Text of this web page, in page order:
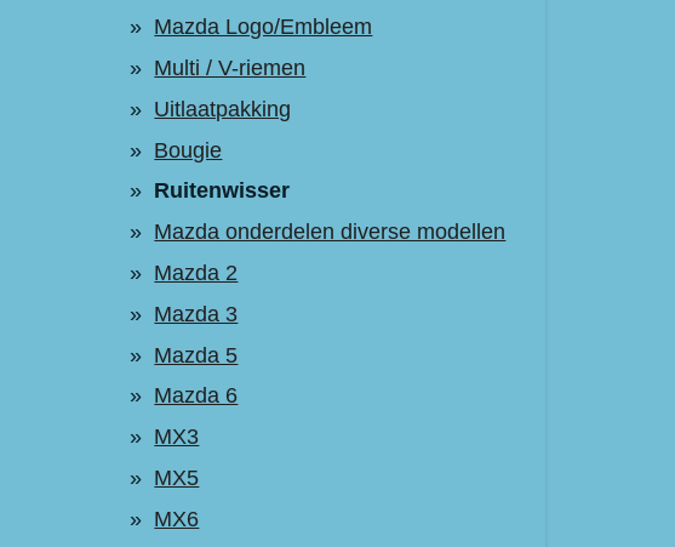
Mazda Logo/Embleem
Multi / V-riemen
Uitlaatpakking
Bougie
Ruitenwisser
Mazda onderdelen diverse modellen
Mazda 2
Mazda 3
Mazda 5
Mazda 6
MX3
MX5
MX6